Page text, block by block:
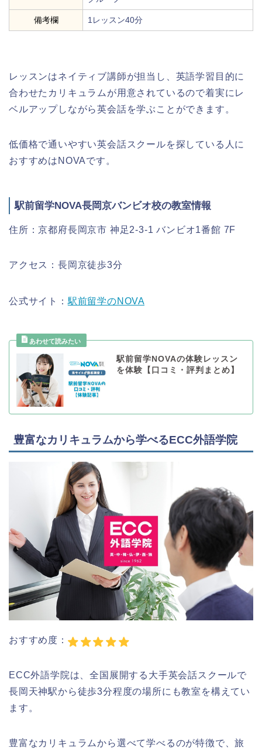
備考欄 1レッスン40分
レッスンはネイティブ講師が担当し、英語学習目的に
合わせたカリキュラムが用意されているので着実にレ
ベルアップしながら英会話を学ぶことができます。
低価格で通いやすい英会話スクールを探している人に
おすすめはNOVAです。
駅前留学NOVA長岡京バンビオ校の教室情報
住所：京都府長岡京市 神足2-3-1 バンビオ1番館 7F
アクセス：長岡京徒歩3分
公式サイト： 駅前留学のNOVA
駅前留学NOVAの体験レッスン
を体験【口コミ・評判まとめ】
豊富なカリキュラムから学べるECC外語学院
おすすめ度：
ECC外語学院は、全国展開する大手英会話スクールで
長岡天神駅から徒歩3分程度の場所にも教室を構えてい
ます。
豊富なカリキュラムから選べて学べるのが特徴で、旅